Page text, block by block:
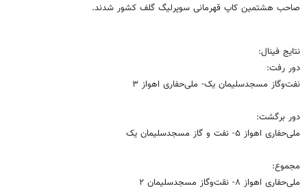
صاحب هشتمین کاپ قهرمانی سوپرلیگ گلف کشور شدند.
نتایج فینال:
دور رفت:
نفت‌وگاز مسجدسلیمان یک- ملی‌حفاری اهواز ۳
دور برگشت:
ملی‌حفاری اهواز ۵- نفت و گاز مسجدسلیمان یک
مجموع:
ملی‌حفاری اهواز ۸- نقت‌وگاز مسجدسلیمان ۲